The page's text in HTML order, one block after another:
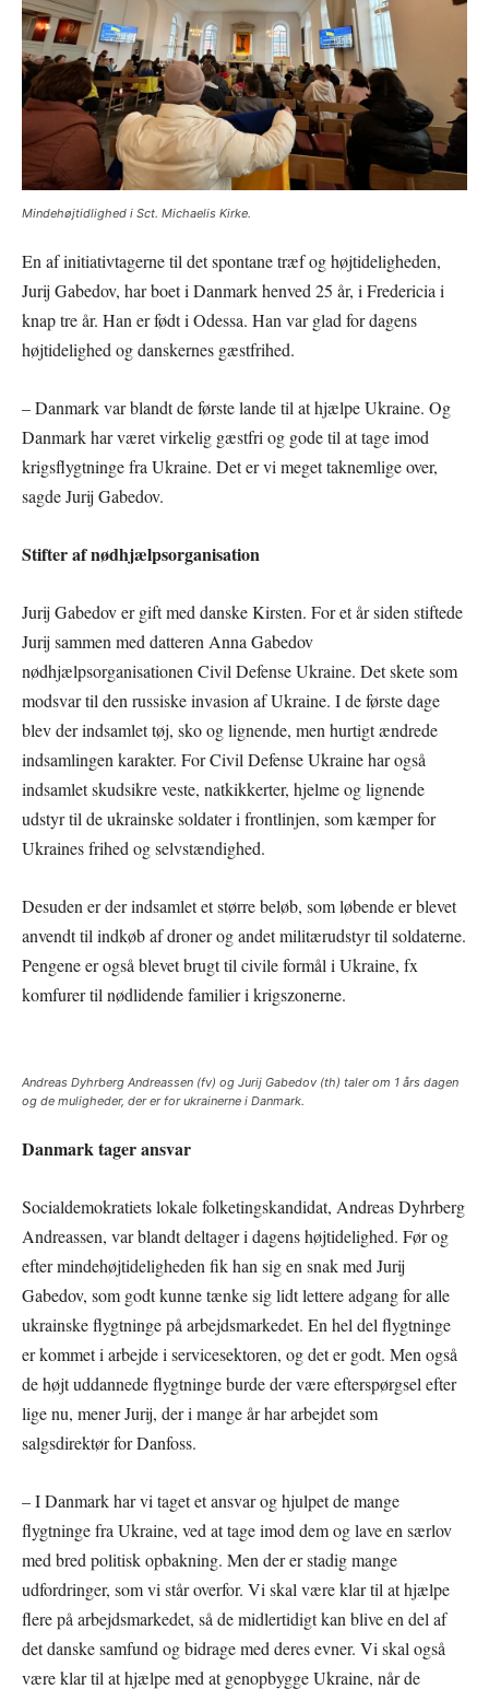
Mindehøjtidlighed i Sct. Michaelis Kirke.
En af initiativtagerne til det spontane træf og højtideligheden,
Jurij Gabedov, har boet i Danmark henved 25 år, i Fredericia i
knap tre år. Han er født i Odessa. Han var glad for dagens
højtidelighed og danskernes gæstfrihed.
– Danmark var blandt de første lande til at hjælpe Ukraine. Og
Danmark har været virkelig gæstfri og gode til at tage imod
krigsflygtninge fra Ukraine. Det er vi meget taknemlige over,
sagde Jurij Gabedov.
Stifter af nødhjælpsorganisation
Jurij Gabedov er gift med danske Kirsten. For et år siden stiftede
Jurij sammen med datteren Anna Gabedov
nødhjælpsorganisationen Civil Defense Ukraine. Det skete som
modsvar til den russiske invasion af Ukraine. I de første dage
blev der indsamlet tøj, sko og lignende, men hurtigt ændrede
indsamlingen karakter. For Civil Defense Ukraine har også
indsamlet skudsikre veste, natkikkerter, hjelme og lignende
udstyr til de ukrainske soldater i frontlinjen, som kæmper for
Ukraines frihed og selvstændighed.
Desuden er der indsamlet et større beløb, som løbende er blevet
anvendt til indkøb af droner og andet militærudstyr til soldaterne.
Pengene er også blevet brugt til civile formål i Ukraine, fx
komfurer til nødlidende familier i krigszonerne.
Andreas Dyhrberg Andreassen (fv) og Jurij Gabedov (th) taler om 1 års dagen
og de muligheder, der er for ukrainerne i Danmark.
Danmark tager ansvar
Socialdemokratiets lokale folketingskandidat, Andreas Dyhrberg
Andreassen, var blandt deltager i dagens højtidelighed. Før og
efter mindehøjtideligheden fik han sig en snak med Jurij
Gabedov, som godt kunne tænke sig lidt lettere adgang for alle
ukrainske flygtninge på arbejdsmarkedet. En hel del flygtninge
er kommet i arbejde i servicesektoren, og det er godt. Men også
de højt uddannede flygtninge burde der være efterspørgsel efter
lige nu, mener Jurij, der i mange år har arbejdet som
salgsdirektør for Danfoss.
– I Danmark har vi taget et ansvar og hjulpet de mange
flygtninge fra Ukraine, ved at tage imod dem og lave en særlov
med bred politisk opbakning. Men der er stadig mange
udfordringer, som vi står overfor. Vi skal være klar til at hjælpe
flere på arbejdsmarkedet, så de midlertidigt kan blive en del af
det danske samfund og bidrage med deres evner. Vi skal også
være klar til at hjælpe med at genopbygge Ukraine, når de